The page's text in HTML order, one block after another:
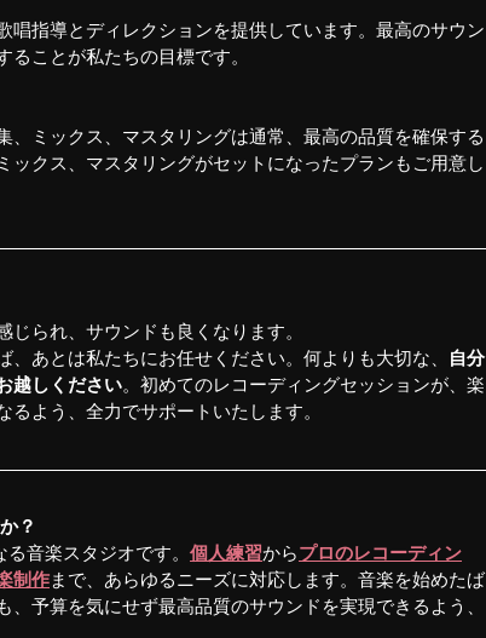
唱指導とディレクションを提供しています。最高のサウン
ることが私たちの目標です。
、ミックス、マスタリングは通常、最高の品質を確保する
クス、マスタリングがセットになったプランもご用意し
られ、サウンドも良くなります。
あとは私たちにお任せください。何よりも大切な、
自分
越しください。初めてのレコーディングセッションが、楽
よう、全力でサポートいたします。
？
音楽スタジオです。 個人練習からプロのレコーディン
制作まで、あらゆるニーズに対応します。音楽を始めたば
予算を気にせず最高品質のサウンドを実現できるよう、